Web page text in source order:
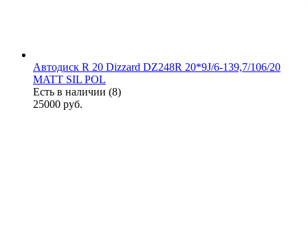
Автодиск R 20 Dizzard DZ248R 20*9J/6-139,7/106/20
MATT SIL POL
Есть в наличии (8)
25000 руб.